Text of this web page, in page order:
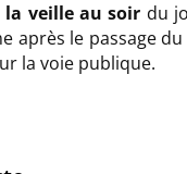
la veille au soir du
après le passage
la voie publique.